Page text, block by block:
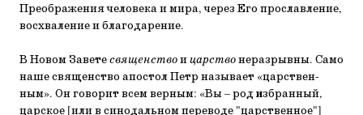
Преображения человека и мира, через Его прославление,
восхваление и благодарение.
В Новом Заветесвященствоицарствонеразрывны. Са­мо
наше священство апостол Петр называет «царствен­
ным». Он говорит всем верным: «Вы – родизбранный,
цар­ское [или в синодальном переводе "царственное"]